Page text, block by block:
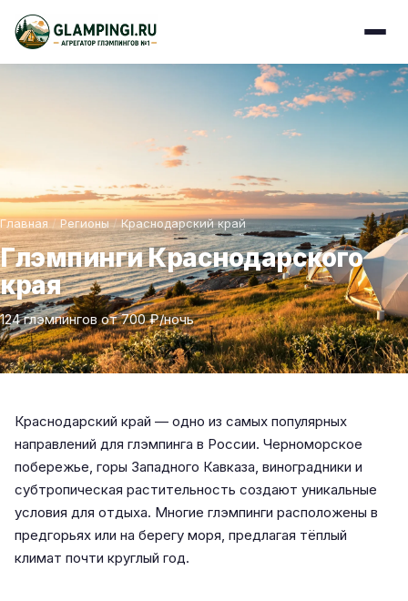
Главная / Регионы / Краснодарский край
Глэмпинги Краснодарского
края
124 глэмпингов от 700 ₽/ночь
Краснодарский край — одно из самых популярных
направлений для глэмпинга в России. Черноморское
побережье, горы Западного Кавказа, виноградники и
субтропическая растительность создают уникальные
условия для отдыха. Многие глэмпинги расположены в
предгорьях или на берегу моря, предлагая тёплый
климат почти круглый год.